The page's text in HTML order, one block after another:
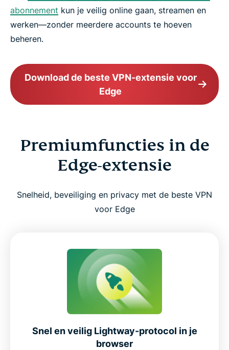
abonnement kun je veilig online gaan, streamen en
werken—zonder meerdere accounts te hoeven
beheren.
Download de beste VPN-extensie voor
Edge
Premiumfuncties in de
Edge-extensie
Snelheid, beveiliging en privacy met de beste VPN
voor Edge
Snel en veilig Lightway-protocol in je
browser